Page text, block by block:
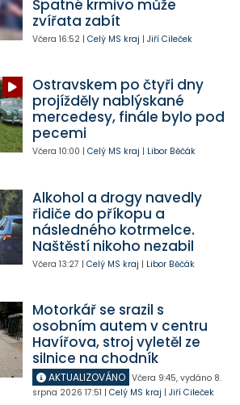
Špatné krmivo může
zvířata zabít
Včera 16:52| Celý MS kraj | Jiří Cileček
Ostravskem po čtyři dny
projížděly nablýskané
mercedesy, finále bylo pod
pecemi
Včera 10:00 | Celý MS kraj | Libor Běčák
Alkohol a drogy navedly
řidiče do příkopu a
následného kotrmelce.
Naštěstí nikoho nezabil
Včera 13:27 | Celý MS kraj | Libor Běčák
Motorkář se srazil s
osobním autem v centru
Havířova, stroj vyletěl ze
silnice na chodník
AKTUALIZOVÁNO Včera 9:45, vydáno 8.
srpna 2026 17:51 | Celý MS kraj | Jiří Cileček